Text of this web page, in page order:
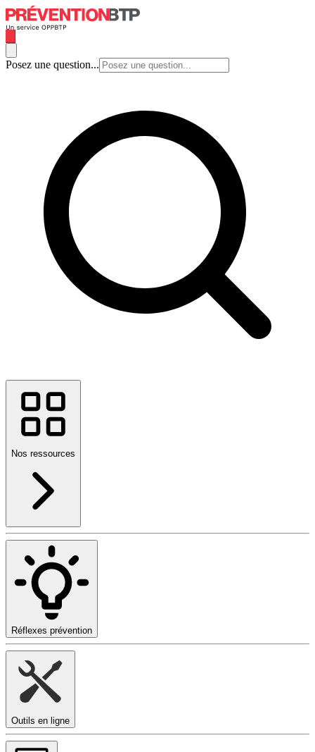
Posez une question...
Nos ressources
Réflexes prévention
Outils en ligne